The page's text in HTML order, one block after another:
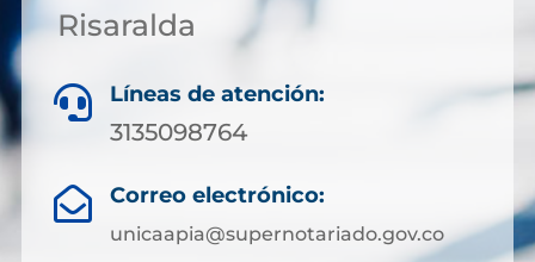
Risaralda
 Líneas de atención:
3135098764
 Correo electrónico:
unicaapia@supernotariado.gov.co